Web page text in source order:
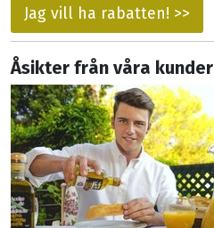
Jag vill ha rabatten! >>
Åsikter från våra kunder